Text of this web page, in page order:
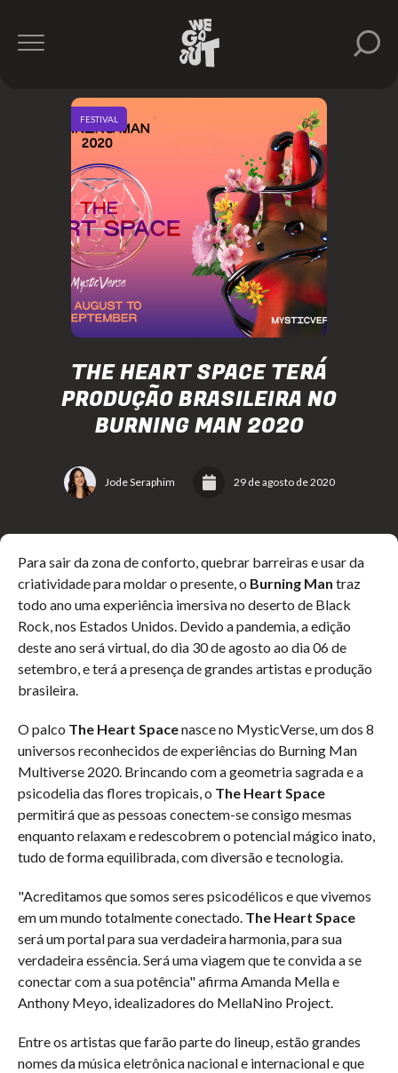
THE HEART SPACE TERÁ
PRODUÇÃO BRASILEIRA NO
BURNING MAN 2020
Jode Seraphim 29 de agosto de 2020
FESTIVAL
Para sair da zona de conforto, quebrar barreiras e usar da
criatividade para moldar o presente, o Burning Man traz
todo ano uma experiência imersiva no deserto de Black
Rock, nos Estados Unidos. Devido a pandemia, a edição
deste ano será virtual, do dia 30 de agosto ao dia 06 de
setembro, e terá a presença de grandes artistas e produção
brasileira.
O palco The Heart Spacenasce no MysticVerse, um dos 8
universos reconhecidos de experiências do Burning Man
Multiverse 2020. Brincando com a geometria sagrada e a
psicodelia das flores tropicais, o The Heart Space
permitirá que as pessoas conectem-se consigo mesmas
enquanto relaxam e redescobrem o potencial mágico inato,
tudo de forma equilibrada, com diversão e tecnologia.
"Acreditamos que somos seres psicodélicos e que vivemos
em um mundo totalmente conectado. The Heart Space
será um portal para sua verdadeira harmonia, para sua
verdadeira essência. Será uma viagem que te convida a se
conectar com a sua potência" afirma Amanda Mella e
Anthony Meyo, idealizadores do MellaNino Project.
Entre os artistas que farão parte do lineup, estão grandes
nomes da música eletrônica nacional e internacional e que